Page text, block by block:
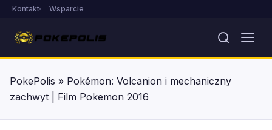
Kontakt Wsparcie
PokePolis » Pokémon: Volcanion i mechaniczny
zachwyt | Film Pokemon 2016